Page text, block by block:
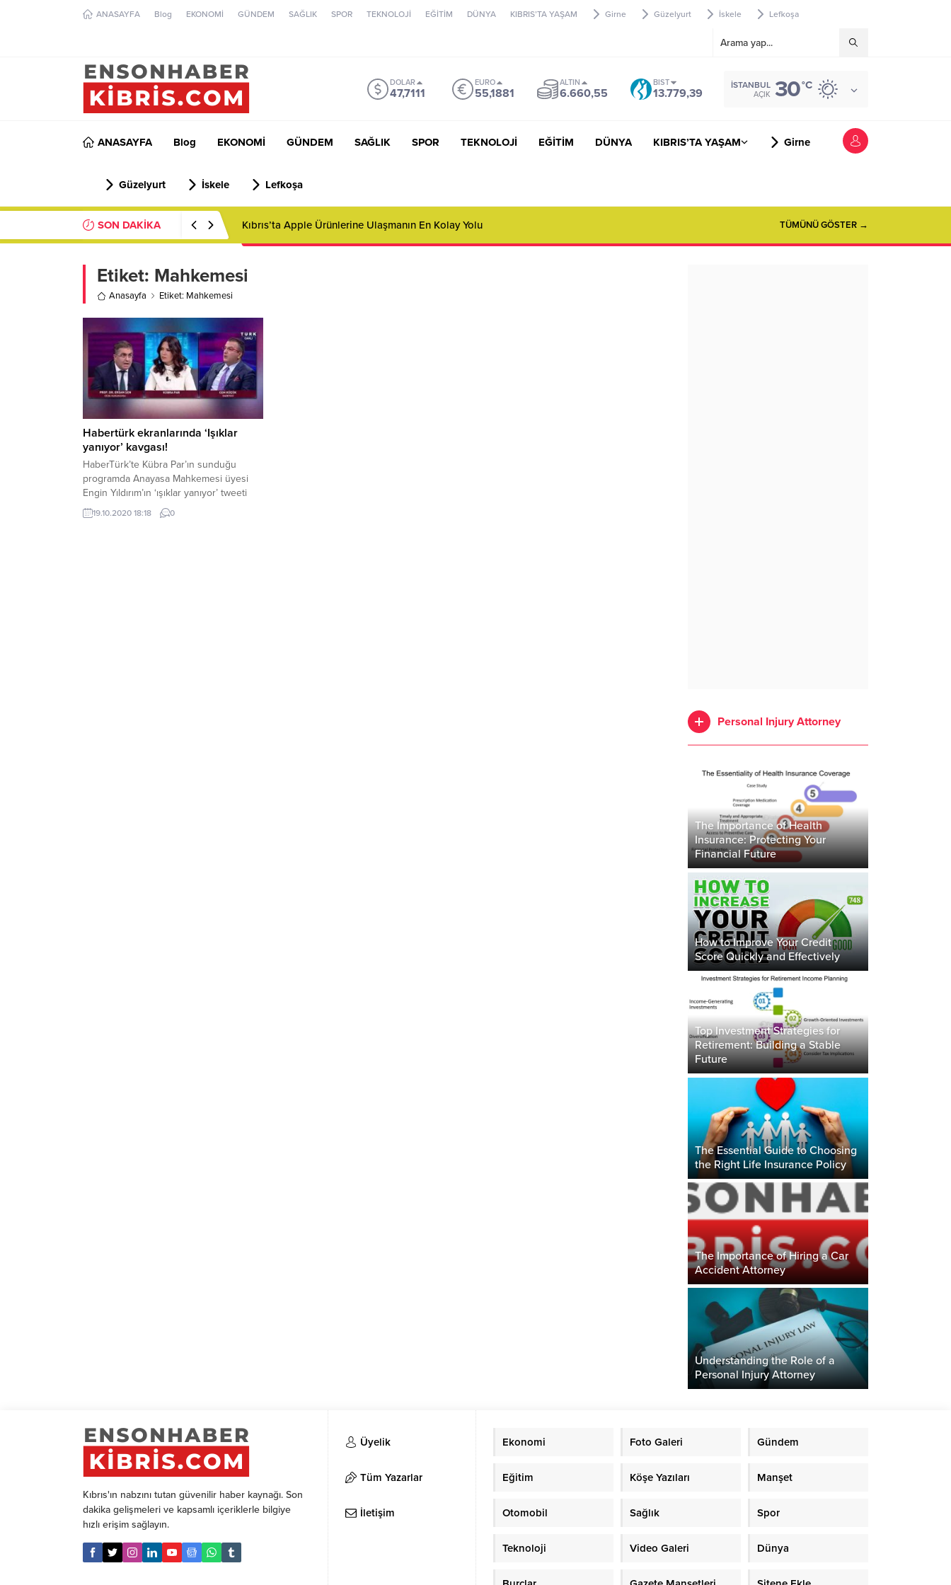
ANASAYFA Blog EKONOMİ GÜNDEM SAĞLIK SPOR TEKNOLOJİ EĞİTİM DÜNYA KIBRIS’TA YAŞAM Girne Güzelyurt İskele Lefkoşa
DOLAR
47,7111
EURO
55,1881
ALTIN
6.660,55
BIST
13.779,39
İSTANBUL
AÇIK 30°C
ANASAYFA Blog EKONOMİ GÜNDEM SAĞLIK SPOR TEKNOLOJİ EĞİTİM DÜNYA KIBRIS’TA YAŞAM Girne
Güzelyurt İskele Lefkoşa
SON DAKİKA Kıbrıs’ta Apple Ürünlerine Ulaşmanın En Kolay Yolu TÜMÜNÜ GÖSTER →
Etiket: Mahkemesi
Anasayfa Etiket: Mahkemesi
Habertürk ekranlarında ‘Işıklar
yanıyor’ kavgası!
HaberTürk’te Kübra Par’ın sunduğu
programda Anayasa Mahkemesi üyesi
Engin Yıldırım’ın ‘ışıklar yanıyor’ tweeti
üzerinden Prof. Dr. Ersan Şen ile Cem
Küçük arasında ‘darbe iması’ tartışması
19.10.2020 18:18 0
Personal Injury Attorney
The Importance of Health
Insurance: Protecting Your
Financial Future
How to Improve Your Credit
Score Quickly and Effectively
Top Investment Strategies for
Retirement: Building a Stable
Future
The Essential Guide to Choosing
the Right Life Insurance Policy
The Importance of Hiring a Car
Accident Attorney
Understanding the Role of a
Personal Injury Attorney
Kıbrıs'ın nabzını tutan güvenilir haber kaynağı. Son
dakika gelişmeleri ve kapsamlı içeriklerle bilgiye
hızlı erişim sağlayın.
Üyelik
Tüm Yazarlar
İletişim
Ekonomi Foto Galeri Gündem
Eğitim Köşe Yazıları Manşet
Otomobil Sağlık Spor
Teknoloji Video Galeri Dünya